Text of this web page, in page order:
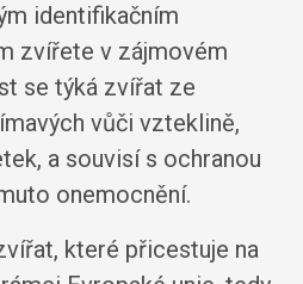
identifikačním
zvířete v zájmovém
se týká zvířat ze
vůči vzteklině,
a souvisí s ochranou
onemocnění.
které přicestuje na